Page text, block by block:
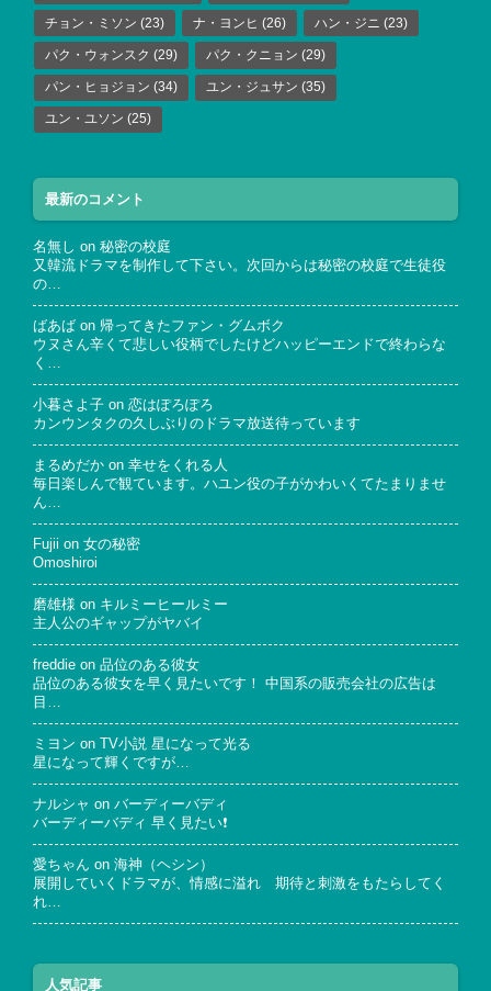
チョン・ミソン (23) ナ・ヨンヒ (26) ハン・ジニ (23)
パク・ウォンスク (29) パク・クニョン (29)
パン・ヒョジョン (34) ユン・ジュサン (35)
ユン・ユソン (25)
最新のコメント
名無し on 秘密の校庭
又韓流ドラマを制作して下さい。次回からは秘密の校庭で生徒役
の…
ばあば on 帰ってきたファン・グムボク
ウヌさん辛くて悲しい役柄でしたけどハッピーエンドで終わらな
く…
小暮さよ子 on 恋はぽろぽろ
カンウンタクの久しぶりのドラマ放送待っています
まるめだか on 幸せをくれる人
毎日楽しんで観ています。ハユン役の子がかわいくてたまりませ
ん…
Fujii on 女の秘密
Omoshiroi
磨雄様 on キルミーヒールミー
主人公のギャップがヤバイ
freddie on 品位のある彼女
品位のある彼女を早く見たいです！ 中国系の販売会社の広告は
目…
ミヨン on
TV小説 星になって光る
星になって輝くですが…
ナルシャ on バーディーバディ
バーディーバディ 早く見たい❗
愛ちゃん on 海神（ヘシン）
展開していくドラマが、情感に溢れ 期待と刺激をもたらしてく
れ…
人気記事